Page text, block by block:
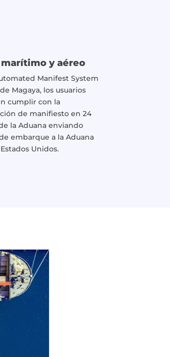
marítimo y aéreo
Manifest System
Magaya, los usuarios
cumplir con la
de manifiesto en 24
la Aduana enviando
embarque a la Aduana
Unidos.